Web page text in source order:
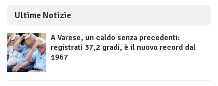
Ultime Notizie
A Varese, un caldo senza precedenti:
registrati 37,2 gradi, è il nuovo record dal
1967